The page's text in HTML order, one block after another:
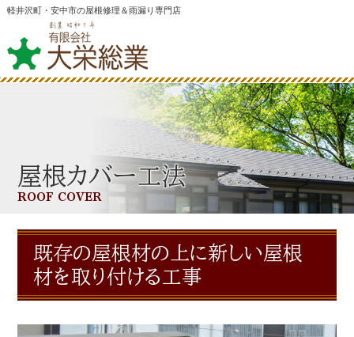
軽井沢町・安中市の屋根修理＆雨漏り専門店
屋根カバー工法
ROOF COVER
既存の屋根材の上に新しい屋根
材を取り付ける工事